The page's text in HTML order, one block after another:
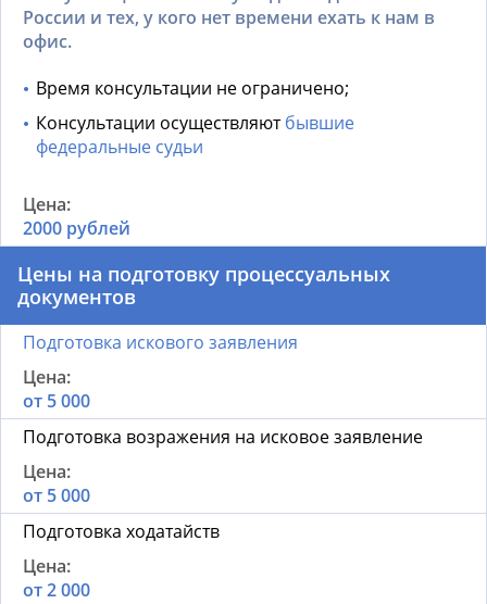
России и тех, у кого нет времени ехать к нам в
офис.
Время консультации не ограничено;
Консультации осуществляютбывшие
федеральные судьи
2000 рублей
Цены на подготовку процессуальных
документов
Подготовка искового заявления
от 5 000
Подготовка возражения на исковое заявление
от 5 000
Подготовка ходатайств
от 2 000